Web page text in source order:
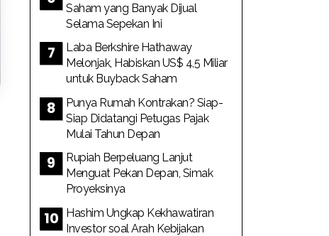
Saham yang Banyak Dijual
Selama Sepekan Ini
Laba Berkshire Hathaway
Melonjak, Habiskan US$ 4,5 Miliar
untuk Buyback Saham
Punya Rumah Kontrakan? Siap-
Siap Didatangi Petugas Pajak
Mulai Tahun Depan
Rupiah Berpeluang Lanjut
Menguat Pekan Depan, Simak
Proyeksinya
Hashim Ungkap Kekhawatiran
Investor soal Arah Kebijakan